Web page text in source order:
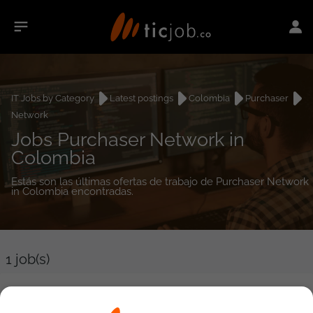
IT Jobs by Category Latest postings Colombia
Purchaser
Network
Jobs Purchaser Network in
Colombia
Estás son las últimas ofertas de trabajo de Purchaser Network
in Colombia encontradas.
1 job(s)